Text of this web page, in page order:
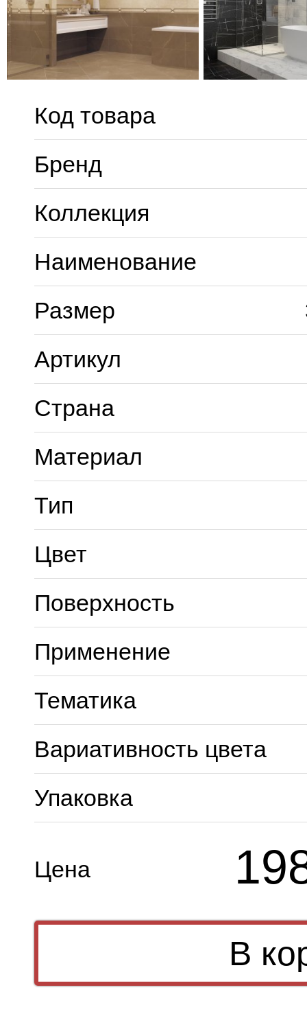
Код товара
Бренд
Коллекция
Наименование
Размер
Артикул
Страна
Материал
Тип
Цвет
Поверхность
Применение
Тематика
Вариативность цвета
Упаковка
Цена